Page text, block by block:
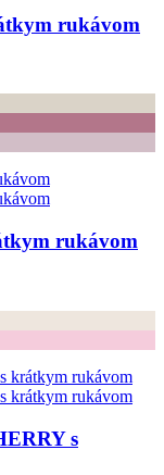
rukávom
rukávom
s